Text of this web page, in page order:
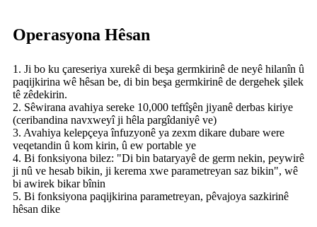
Operasyona Hêsan
1. Ji bo ku çareseriya xurekê di beşa germkirinê de neyê hilanîn û
paqijkirina wê hêsan be, di bin beşa germkirinê de dergehek şilek
tê zêdekirin.
2. Sêwirana avahiya sereke 10,000 teftîşên jiyanê derbas kiriye
(ceribandina navxweyî ji hêla pargîdaniyê ve)
3. Avahiya kelepçeya înfuzyonê ya zexm dikare dubare were
veqetandin û kom kirin, û ew portable ye
4. Bi fonksiyona bilez: "Di bin bataryayê de germ nekin, peywirê
ji nû ve hesab bikin, ji kerema xwe parametreyan saz bikin", wê
bi awirek bikar bînin
5. Bi fonksiyona paqijkirina parametreyan, pêvajoya sazkirinê
hêsan dike